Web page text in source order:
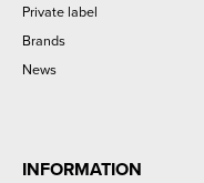
Private label
Brands
News
INFORMATION